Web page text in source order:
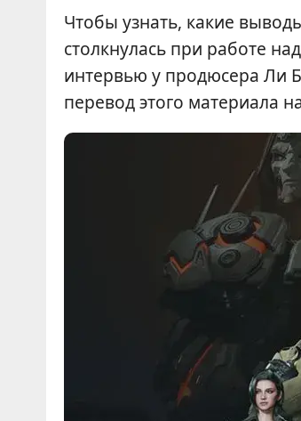
Чтобы узнать, какие
столкнулась при работе
интервью у продюсера Ли
перевод этого материала